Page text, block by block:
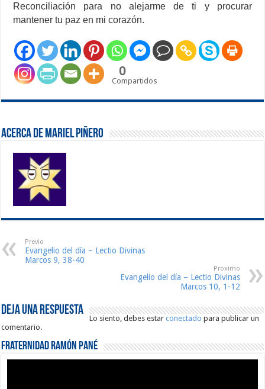
Reconciliación para no alejarme de ti y procurar
mantener tu paz en mi corazón.
0
Compartidos
Acerca de Mariel Piñero
Previo
Evangelio del día – Lectio Divinas
Marcos 9, 38-40
Proximo
Evangelio del día – Lectio Divinas
Marcos 10, 1-12
Deja una respuesta
Lo siento, debes estarconectado para publicar un
comentario.
Fraternidad Ramón Pané